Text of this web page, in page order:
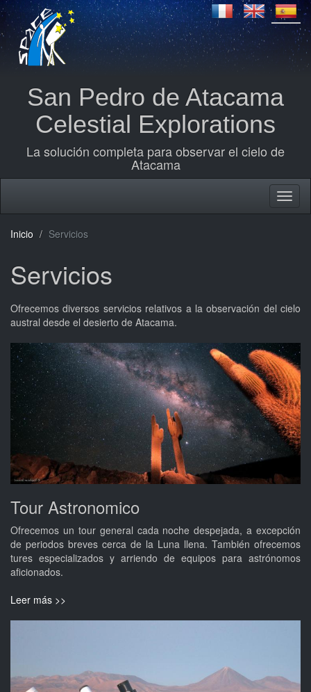
San Pedro de Atacama
Celestial Explorations
La solución completa para observar el cielo de
Atacama
Inicio Servicios
Servicios
Ofrecemos diversos servicios relativos a la observación del cielo
austral desde el desierto de Atacama.
Tour Astronomico
Ofrecemos un tour general cada noche despejada, a excepción
de periodos breves cerca de la Luna llena. También ofrecemos
tures especializados y arriendo de equipos para astrónomos
aficionados.
Leer más >>